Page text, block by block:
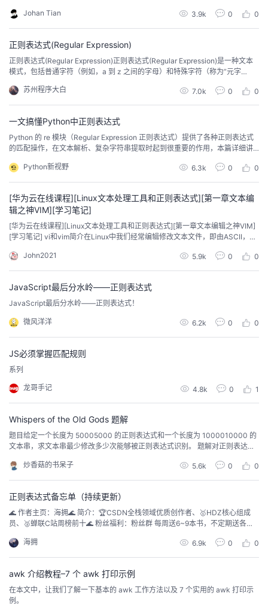
况是，参数是一个正则表示式，这时会返回一个原有正则表达式的拷贝。var re
gex = new R...
Johan Tian 3.9k 0 0
正则表达式(Regular Expression)
正则表达式(Regular Expression)正则表达式(Regular Expression)是一种文本
模式，包括普通字符（例如，a 到 z 之间的字母）和特殊字符（称为”元字
符串。正则表达式是繁琐的，但它是强大的，学会之后的应用会让你除了提高
效率外，会给你带来绝对的成就感。只要认真阅读本教程，加上应用的时候进
苏州程序大白 7.0k 0 0
一文搞懂Python中正则表达式
Python 的 re 模块（Regular Expression 正则表达式）提供了各种正则表达式
的匹配操作，在文本解析、复杂字符串提取时起到很重要的作用，本篇详细讲
果匹配不成功，或者不是在起始位置匹配成功，返回 None 。匹配成功时返回
一个结果对象。re.match(pattern, st...
Python新视野 6.3k 0 0
[华为云在线课程][Linux文本处理工具和正则表达式][第一章文本编
辑之神VIM][学习笔记]
[华为云在线课程][Linux文本处理工具和正则表达式][第一章文本编辑之神VIM]
[学习笔记] vi和vim简介在Linux中我们经常编辑修改文本文件，即由ASCII，Un
更为专业，功能强大的工具。文本编辑种类：全屏编辑器：nano（字符工
具），gedit（图形化工具），vi，vim行编辑器：sedviVisua...
John2021 5.9k 0 0
JavaScript最后分水岭——正则表达式
JavaScript最后分水岭——正则表达式！
微风洋洋 6.2k 0 0
JS必须掌握匹配规则
系列
龙哥手记 4.8k 0 1
Whispers of the Old Gods 题解
题目给定一个长度为 50005000 的正则表达式和一个长度为 1000010000 的
文本串，求文本串最少修改多少次能够被正则表达式识别。 题解对正则表达式
最小修改次数，转移方程的形式为求一个 0/10/1 最短路。NFA 的构造，注意构
造过程中不能随意删除中间的 ϵϵ 边：如果...
炒香菇的书呆子 5.6k 0 0
正则表达式备忘单（持续更新）
🌊 作者主页：海拥🌊 简介：🏆CSDN全栈领域优质创作者、🥇HDZ核心组成
员、🥈蝉联C站周榜前十🌊 粉丝福利：粉丝群 每周送6~9本书，不定期送各种
是我用于创建正则表达式的备忘单。 测试正则表达式使用.test()方法let testStri
ng = "My test string";let testR...
海拥 6.9k 0 0
awk 介绍教程–7 个 awk 打印示例
在本文中，让我们了解一下基本的 awk 工作方法以及 7 个实用的 awk 打印示
例。